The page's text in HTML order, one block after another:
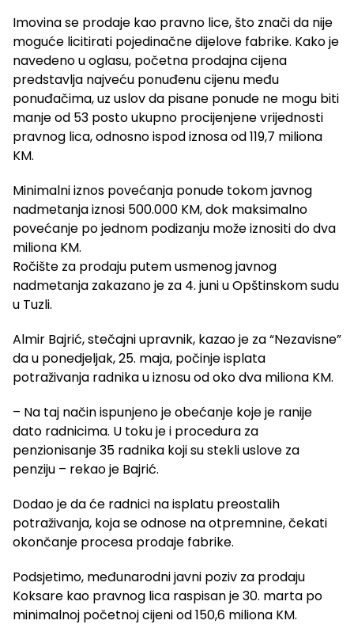
Imovina se prodaje kao pravno lice, što znači da nije
moguće licitirati pojedinačne dijelove fabrike. Kako je
navedeno u oglasu, početna prodajna cijena
predstavlja najveću ponuđenu cijenu među
ponuđačima, uz uslov da pisane ponude ne mogu biti
manje od 53 posto ukupno procijenjene vrijednosti
pravnog lica, odnosno ispod iznosa od 119,7 miliona
KM.
Minimalni iznos povećanja ponude tokom javnog
nadmetanja iznosi 500.000 KM, dok maksimalno
povećanje po jednom podizanju može iznositi do dva
miliona KM.
Ročište za prodaju putem usmenog javnog
nadmetanja zakazano je za 4. juni u Opštinskom sudu
u Tuzli.
Almir Bajrić, stečajni upravnik, kazao je za “Nezavisne”
da u ponedjeljak, 25. maja, počinje isplata
potraživanja radnika u iznosu od oko dva miliona KM.
– Na taj način ispunjeno je obećanje koje je ranije
dato radnicima. U toku je i procedura za
penzionisanje 35 radnika koji su stekli uslove za
penziju – rekao je Bajrić.
Dodao je da će radnici na isplatu preostalih
potraživanja, koja se odnose na otpremnine, čekati
okončanje procesa prodaje fabrike.
Podsjetimo, međunarodni javni poziv za prodaju
Koksare kao pravnog lica raspisan je 30. marta po
minimalnoj početnoj cijeni od 150,6 miliona KM.